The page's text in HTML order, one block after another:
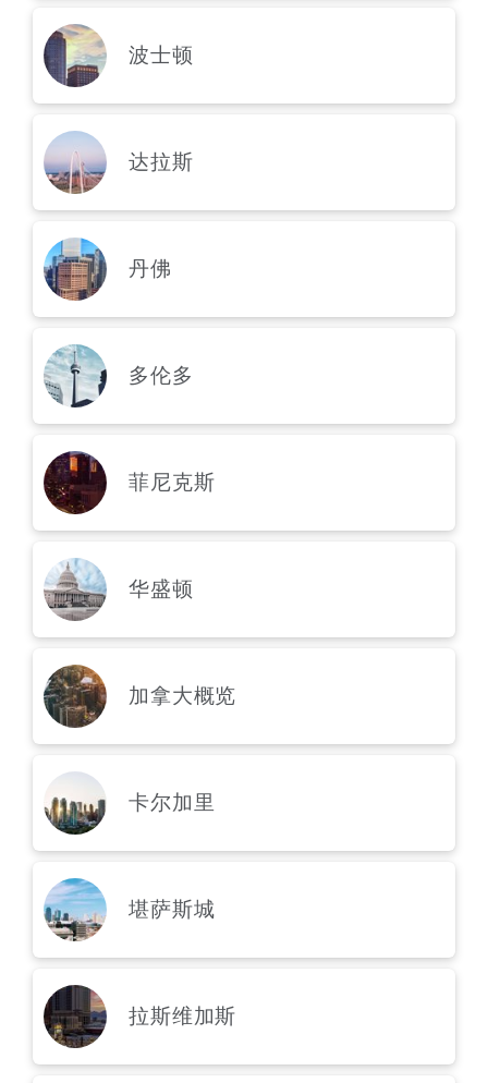
安普顿
波士顿
达拉斯
丹佛
多伦多
菲尼克斯
华盛顿
加拿大概览
卡尔加里
堪萨斯城
拉斯维加斯